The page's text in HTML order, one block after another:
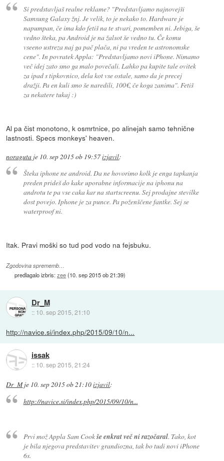
Si predstavljaš realne reklame? "Predstavljamo najnovejši
Samsung Galaxy žnj. Je velik, to je nekako to. Hardware je
napumpan, če ima kdo fetiš na te stvari, pomemben ni. Jebiga, še
vedno šteka, pa Android je na žalsot še vedno tu. Če komu
vseeno ustreza naj ga pač plača, ni pa vreden te astronomske
cene". In povratek Appla: "Predstavljamo novi iPhone. Nimamo
več idej zato smo ga malo povečali. Lahko pa kupite tale ovitek
za ipad s tipkovnico, dela kot vse ostale, samo da je precej
dražji. Pa en kuli smo še naredili, 100€, če koga zanima". Fetiš
za nekatere tukaj :)
Al pa čist monotono, k osmrtnice, po alinejah samo tehnične
lastnosti. Specs monkeys' heaven.
noraguta je 10. sep 2015 ob 19:57izjavil:
Šteka iphone ne android. Da ne hovorimo kolk je enga tapkanja
preden prideš do kake uporabne informacije na iphonu na
androtu te pa vse caka kar na startscreenu. Sej prodajne stevilke
dost povejo. Iphone je za punce. Pa poženščene fantke. Sej se
waterproof ni.
Itak. Pravi moški so tud pod vodo na fejsbuku.
Zgodovina sprememb…
predlagalo izbris:zee(10. sep 2015 ob 21:39)
Dr_M
:: 10. sep 2015, 21:10
http://navice.si/index.php/2015/09/10/n...
issak
:: 10. sep 2015, 21:24
Dr_Mje 10. sep 2015 ob 21:10izjavil:
http://navice.si/index.php/2015/09/10/n...
Prvi mož Appla Sam Cookše enkrat več ni razočaral. Tako, kot
je bila njegova predstavitev grandiozna, tak bo tudi novi iPhone
6s.